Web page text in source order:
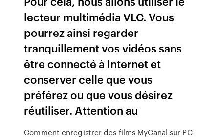
lecteur multimédia VLC. Vous
pourrez ainsi regarder
tranquillement vos vidéos sans
être connecté à Internet et
conserver celle que vous
préférez ou que vous désirez
réutiliser. Attention au
Comment enregistrer des films MyCanal sur PC